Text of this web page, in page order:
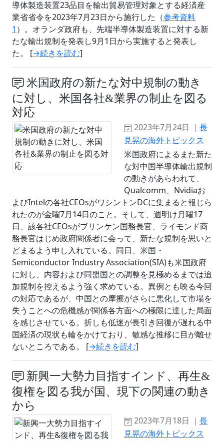
導体製造装置23品目を輸出貿易管理対象とする経済産
業省省令を2023年7月23日から施行した（参考資料
1 ）。オランダ政府も、先端半導体製造装置に対する新
たな輸出規制を発表し9月1日から実施すると発表し
た。 [→続きを読む]
米国政府の新たな対中規制の動き
に対し、米国各社&業界の制止を図る
対応
2023年7月24日 ｜ 長
見晃の海外トピックス
米国政府によるまた新た
な対中国半導体輸出規制
の動きがあらわれて、
Qualcomm、Nvidiaお
よびIntelの各社CEOsがワシントンDCに集まると報じら
れたのが金曜7月14日のこと。そして、週明け月曜17
日、該各社CEOsがブリンケン国務長官、ライモンド商
務長官はじめ政府関係者に会って、新たな規制を思いと
どまるよう申し入れている。同日、米国・
Semiconductor Industry Association(SIA)も米国政府
に対し、内容および同盟国との調整を見極めるまでは追
加規制を控えるよう強く求めている。異例とも映る今回
の対応であるが、中国との摩擦がさらに悪化して市場を
失うことへの危機感が関係各方面への極限に達した局面
を感じさせている。折しも低迷が長引き回復が遅れる中
国経済の現状も輪をかけており、敏感な推移に目が離せ
ないところである。 [→続きを読む]
新興一大勢力目指すインド、再生&
復権を図る我が国、現下の関連の動き
から
2023年7月18日 ｜ 長
見晃の海外トピックス